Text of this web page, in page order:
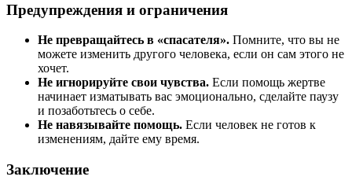
Предупреждения и ограничения
Не превращайтесь в «спасателя». Помните, что вы не
можете изменить другого человека, если он сам этого не
хочет.
Не игнорируйте свои чувства. Если помощь жертве
начинает изматывать вас эмоционально, сделайте паузу
и позаботьтесь о себе.
Не навязывайте помощь. Если человек не готов к
изменениям, дайте ему время.
Заключение